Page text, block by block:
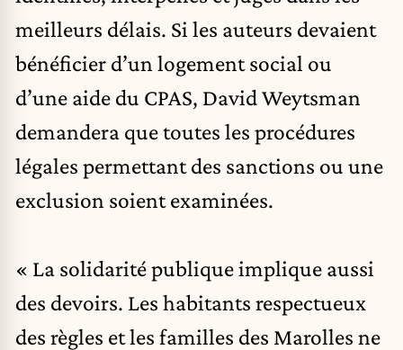
meilleurs délais. Si les auteurs devaient
bénéficier d’un logement social ou
d’une aide du CPAS, David Weytsman
demandera que toutes les procédures
légales permettant des sanctions ou une
exclusion soient examinées.
« La solidarité publique implique aussi
des devoirs. Les habitants respectueux
des règles et les familles des Marolles ne